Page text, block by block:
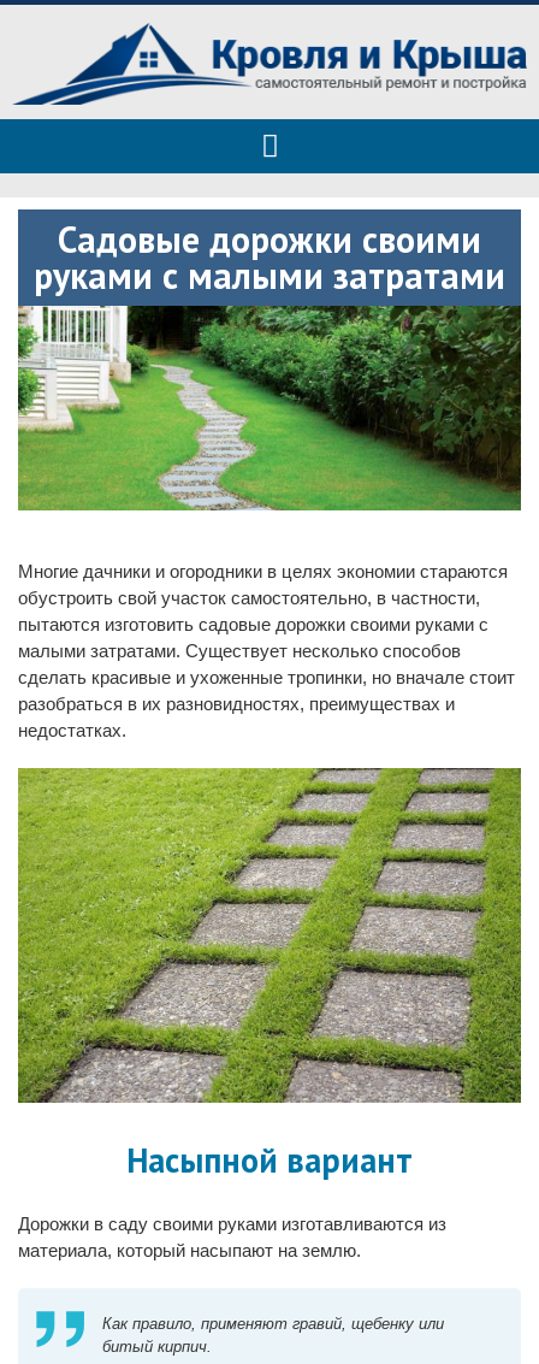
Roof tops — только полезные
советы
Полезные советы при строительстве дома и ремонте
Садовые дорожки своими
руками с малыми затратами
Многие дачники и огородники в целях экономии стараются
обустроить свой участок самостоятельно, в частности,
пытаются изготовить садовые дорожки своими руками с
малыми затратами. Существует несколько способов
сделать красивые и ухоженные тропинки, но вначале стоит
разобраться в их разновидностях, преимуществах и
недостатках.
Насыпной вариант
Дорожки в саду своими руками изготавливаются из
материала, который насыпают на землю.
Как правило, применяют гравий, щебенку или
битый кирпич.